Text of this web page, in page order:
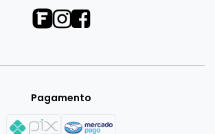
Pagamento